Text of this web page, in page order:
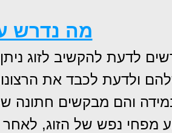
מה נדרש
לדעת להקשיב לזוג
ולדעת לכבד את
במידה והם מבקשים
מפחי נפש של הזוג, לאחר